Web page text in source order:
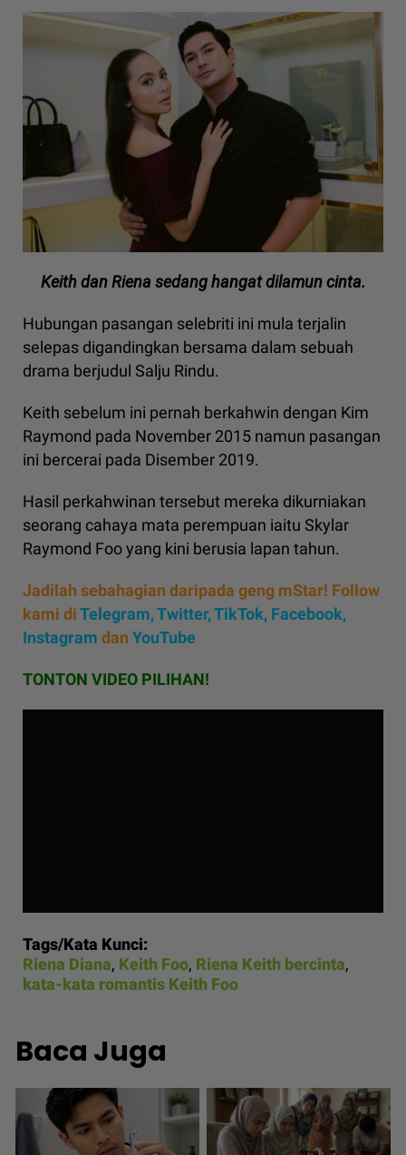
Keith dan Riena sedang hangat dilamun cinta.
Hubungan pasangan selebriti ini mula terjalin
selepas digandingkan bersama dalam sebuah
drama berjudul Salju Rindu.
Keith sebelum ini pernah berkahwin dengan Kim
Raymond pada November 2015 namun pasangan
ini bercerai pada Disember 2019.
Hasil perkahwinan tersebut mereka dikurniakan
seorang cahaya mata perempuan iaitu Skylar
Raymond Foo yang kini berusia lapan tahun.
Jadilah sebahagian daripada geng mStar! Follow
kami diTelegram,Twitter,TikTok, Facebook,
Instagram dan YouTube
TONTON VIDEO PILIHAN!
Tags/Kata Kunci:
Riena Diana, Keith Foo, Riena Keith bercinta,
kata-kata romantis Keith Foo
Baca Juga